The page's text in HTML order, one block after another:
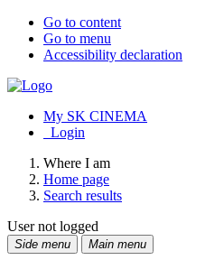
Go to content
Go to menu
Accessibility declaration
My SK CINEMA
Login
Where I am
Home page
Search results
User not logged
Side menu Main menu